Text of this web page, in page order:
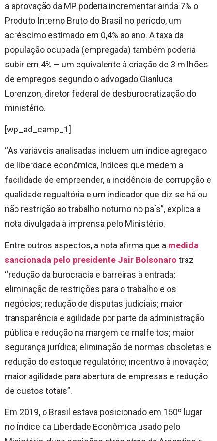
a aprovação da MP poderia incrementar ainda 7% o
Produto Interno Bruto do Brasil no período, um
acréscimo estimado em 0,4% ao ano. A taxa da
população ocupada (empregada) também poderia
subir em 4% – um equivalente à criação de 3 milhões
de empregos segundo o advogado Gianluca
Lorenzon, diretor federal de desburocratização do
ministério.
[wp_ad_camp_1]
“As variáveis analisadas incluem um índice agregado
de liberdade econômica, índices que medem a
facilidade de empreender, a incidência de corrupção e
qualidade regualtória e um indicador que diz se há ou
não restrição ao trabalho noturno no país”, explica a
nota divulgada à imprensa pelo Ministério.
Entre outros aspectos, a nota afirma que a medida
sancionada pelo presidente Jair Bolsonaro traz
“redução da burocracia e barreiras à entrada;
eliminação de restrições para o trabalho e os
negócios; redução de disputas judiciais; maior
transparência e agilidade por parte da administração
pública e redução na margem de malfeitos; maior
segurança jurídica; eliminação de normas obsoletas e
redução do estoque regulatório; incentivo à inovação;
maior agilidade para abertura de empresas e redução
de custos totais”.
Em 2019, o Brasil estava posicionado em 150º lugar
no Índice da Liberdade Econômica usado pelo